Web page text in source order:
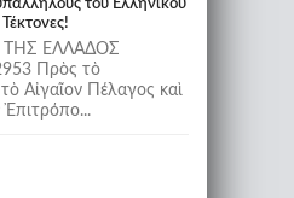
τοῦ Ἑλληνικοῦ
ΕΛΛΑΔΟΣ
Πρὸς τὸ
Αἰγαῖον Πέλαγος καὶ